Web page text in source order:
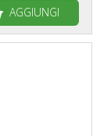
AGGIUNGI